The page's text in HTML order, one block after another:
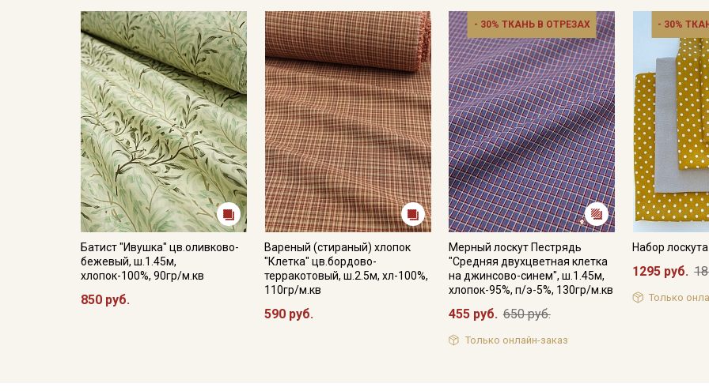
Батист "Ивушка" цв.оливково-
бежевый, ш.1.45м,
хлопок-100%, 90гр/м.кв
850 руб.
Вареный (стираный) хлопок
"Клетка" цв.бордово-
терракотовый, ш.2.5м, хл-100%,
110гр/м.кв
590 руб.
- 30% ТКАНЬ В ОТРЕЗАХ
Мерный лоскут Пестрядь
"Средняя двухцветная клетка
на джинсово-синем", ш.1.45м,
хлопок-95%, п/э-5%, 130гр/м.кв
455 руб. 650 руб.
Только онлайн-заказ
- 30%
Набор
1295 руб.
Только